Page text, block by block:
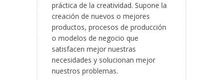
práctica de la creatividad. Supone la
creación de nuevos o mejores
productos, procesos de producción
o modelos de negocio que
satisfacen mejor nuestras
necesidades y solucionan mejor
nuestros problemas.